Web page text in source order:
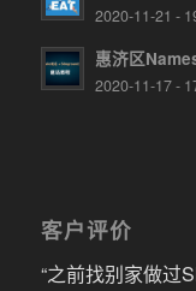
2020-11-21 -
惠济区
2020-11-17 -
客户评价
“之前找别家做过